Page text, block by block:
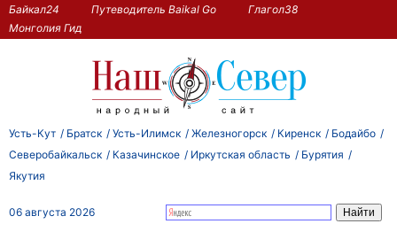
Байкал24 Путеводитель Baikal Go
Глагол38
Монголия Гид
Усть-Кут Братск Усть-Илимск Железногорск Киренск
Бодайбо
Северобайкальск
Казачинское Иркутская область
Бурятия
Якутия
06 августа 2026